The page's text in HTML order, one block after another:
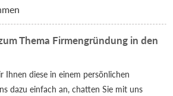
Thema Firmengründung in den
Ihnen diese in einem persönlichen
dazu einfach an, chatten Sie mit uns